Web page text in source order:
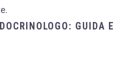
GUIDA E